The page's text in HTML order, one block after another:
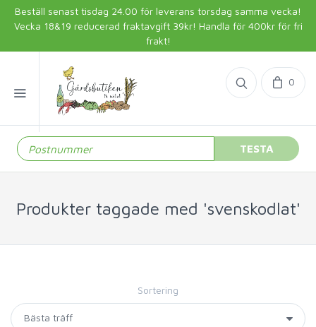
Beställ senast tisdag 24.00 för leverans torsdag samma vecka!
Vecka 18&19 reducerad fraktavgift 39kr! Handla för 400kr för fri
frakt!
0
TESTA
Produkter taggade med 'svenskodlat'
Sortering